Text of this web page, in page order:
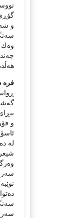
و
وەك
فرە
و
لە
سەر